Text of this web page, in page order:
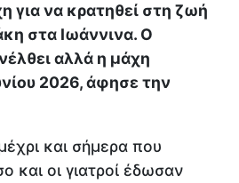
για να κρατηθεί στη ζωή
στα Ιωάννινα. Ο
αλλά η μάχη
2026, άφησε την
και σήμερα που
οι γιατροί έδωσαν